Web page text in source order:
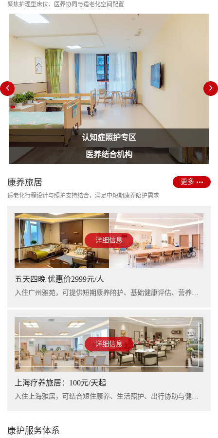
聚焦护理型床位、医养协同与适老化空间配置
消防改造合规
护理型养老院建设
医养结合机构
认知症照护专区
康养旅居
适老化行程设计与照护支持结合，满足中短期康养陪护需求
更多
详细信息
五天四晚 优惠价2999元/人
详细信息
上海疗养旅居：100元/天起
康护服务体系